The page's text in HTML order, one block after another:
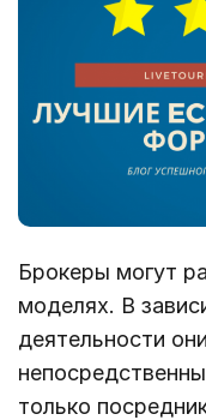
Брокеры могут
моделях. В
деятельности
только